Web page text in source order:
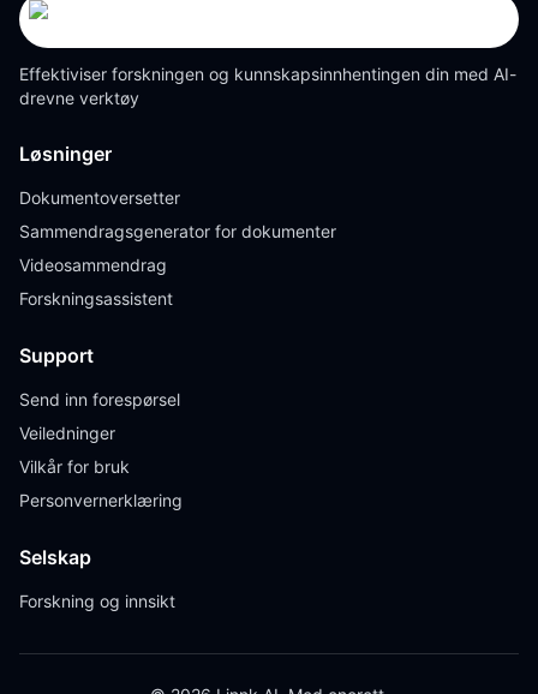
Effektiviser forskningen og kunnskapsinnhentingen din med AI-
drevne verktøy
Løsninger
Dokumentoversetter
Sammendragsgenerator for dokumenter
Videosammendrag
Forskningsassistent
Support
Send inn forespørsel
Veiledninger
Vilkår for bruk
Personvernerklæring
Selskap
Forskning og innsikt